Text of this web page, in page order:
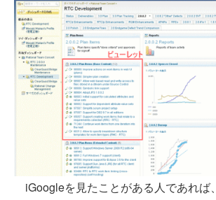
iGoogleを見たことがある人であれば